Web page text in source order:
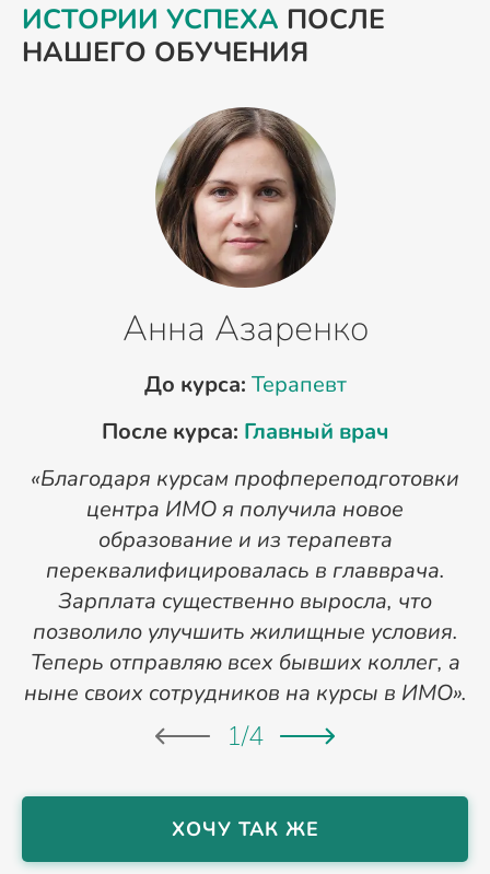
ИСТОРИИ УСПЕХА ПОСЛЕ
НАШЕГО ОБУЧЕНИЯ
Анна Азаренко
До курса: Терапевт
После курса: Главный врач
«Благодаря курсам профпереподготовки
центра ИМО я получила новое
образование и из терапевта
переквалифицировалась в главврача.
Зарплата существенно выросла, что
позволило улучшить жилищные условия.
Теперь отправляю всех бывших коллег, а
ныне своих сотрудников на курсы в ИМО».
1/4
ХОЧУ ТАК ЖЕ